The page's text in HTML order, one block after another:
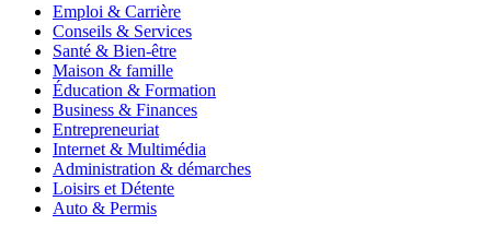
Emploi & Carrière
Conseils & Services
Santé & Bien-être
Maison & famille
Éducation & Formation
Business & Finances
Entrepreneuriat
Internet & Multimédia
Administration & démarches
Loisirs et Détente
Auto & Permis